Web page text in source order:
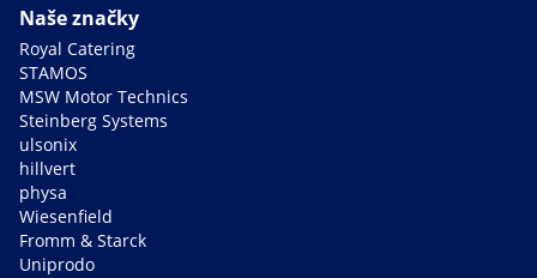
Naše značky
Royal Catering
STAMOS
MSW Motor Technics
Steinberg Systems
ulsonix
hillvert
physa
Wiesenfield
Fromm & Starck
Uniprodo